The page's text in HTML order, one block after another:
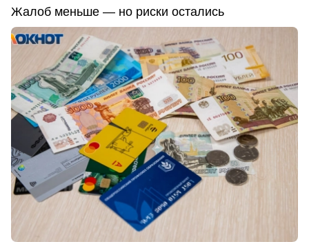
Жалоб меньше — но риски остались